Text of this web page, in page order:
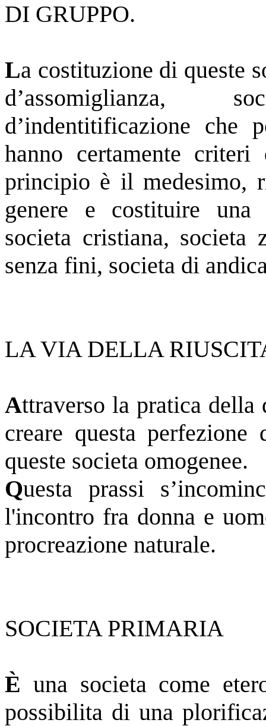
DI GRUPPO.
La costituzione di queste
d’assomiglianza,
d’indentitificazione che
hanno certamente
principio è il medesimo,
genere e costituire una
societa cristiana, societa
senza fini, societa di
LA VIA DELLA
Attraverso la pratica della
creare questa
queste societa omogenee.
Questa prassi
l'incontro fra donna e
procreazione naturale.
SOCIETA PRIMARIA
È una societa come
possibilita di una